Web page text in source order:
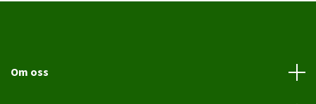
Om oss